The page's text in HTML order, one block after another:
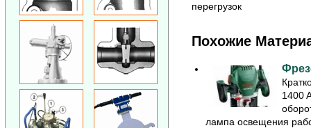
перегрузок
Похожие
1400
лампа освещения